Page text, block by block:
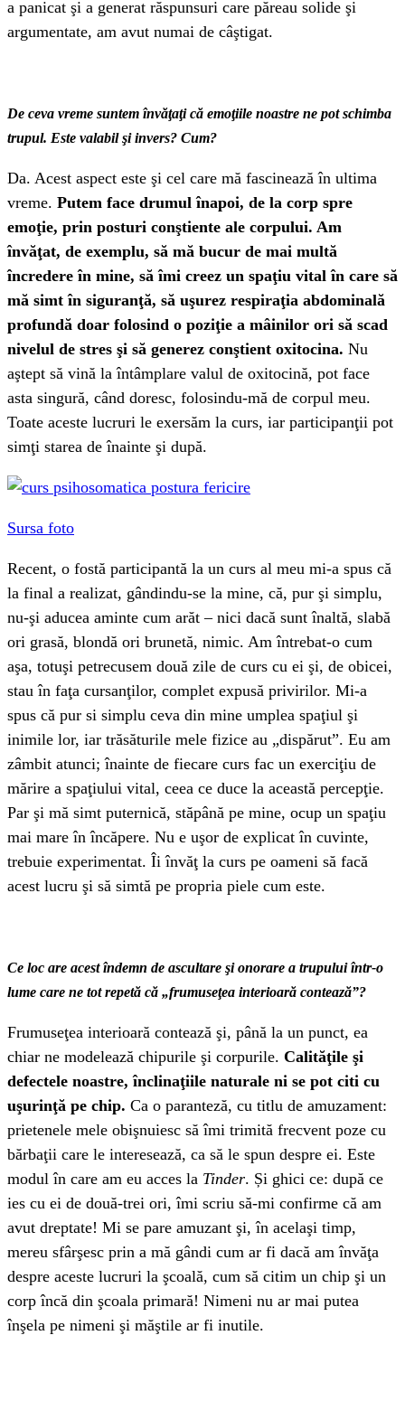
a panicat şi a generat răspunsuri care păreau solide şi
argumentate, am avut numai de câştigat.
De ceva vreme suntem învăţaţi că emoţiile noastre ne pot schimba
trupul. Este valabil şi invers? Cum?
Da. Acest aspect este şi cel care mă fascinează în ultima
vreme. Putem face drumul înapoi, de la corp spre
emoţie, prin posturi conştiente ale corpului. Am
învăţat, de exemplu, să mă bucur de mai multă
încredere în mine, să îmi creez un spaţiu vital în care să
mă simt în siguranţă, să uşurez respiraţia abdominală
profundă doar folosind o poziţie a mâinilor ori să scad
nivelul de stres şi să generez conştient oxitocina. Nu
aştept să vină la întâmplare valul de oxitocină, pot face
asta singură, când doresc, folosindu-mă de corpul meu.
Toate aceste lucruri le exersăm la curs, iar participanţii pot
simţi starea de înainte şi după.
Sursa foto
Recent, o fostă participantă la un curs al meu mi-a spus că
la final a realizat, gândindu-se la mine, că, pur şi simplu,
nu-şi aducea aminte cum arăt – nici dacă sunt înaltă, slabă
ori grasă, blondă ori brunetă, nimic. Am întrebat-o cum
aşa, totuşi petrecusem două zile de curs cu ei şi, de obicei,
stau în faţa cursanţilor, complet expusă privirilor. Mi-a
spus că pur si simplu ceva din mine umplea spaţiul şi
inimile lor, iar trăsăturile mele fizice au „dispărut”. Eu am
zâmbit atunci; înainte de fiecare curs fac un exerciţiu de
mărire a spaţiului vital, ceea ce duce la această percepţie.
Par şi mă simt puternică, stăpână pe mine, ocup un spaţiu
mai mare în încăpere. Nu e uşor de explicat în cuvinte,
trebuie experimentat. Îi învăţ la curs pe oameni să facă
acest lucru şi să simtă pe propria piele cum este.
Ce loc are acest îndemn de ascultare şi onorare a trupului într-o
lume care ne tot repetă că „frumuseţea interioară contează”?
Frumuseţea interioară contează şi, până la un punct, ea
chiar ne modelează chipurile şi corpurile. Calităţile şi
defectele noastre, înclinaţiile naturale ni se pot citi cu
uşurinţă pe chip. Ca o paranteză, cu titlu de amuzament:
prietenele mele obişnuiesc să îmi trimită frecvent poze cu
bărbaţii care le interesează, ca să le spun despre ei. Este
modul în care am eu acces la Tinder. Și ghici ce: după ce
ies cu ei de două-trei ori, îmi scriu să-mi confirme că am
avut dreptate! Mi se pare amuzant şi, în acelaşi timp,
mereu sfârşesc prin a mă gândi cum ar fi dacă am învăţa
despre aceste lucruri la şcoală, cum să citim un chip şi un
corp încă din şcoala primară! Nimeni nu ar mai putea
înşela pe nimeni şi măştile ar fi inutile.